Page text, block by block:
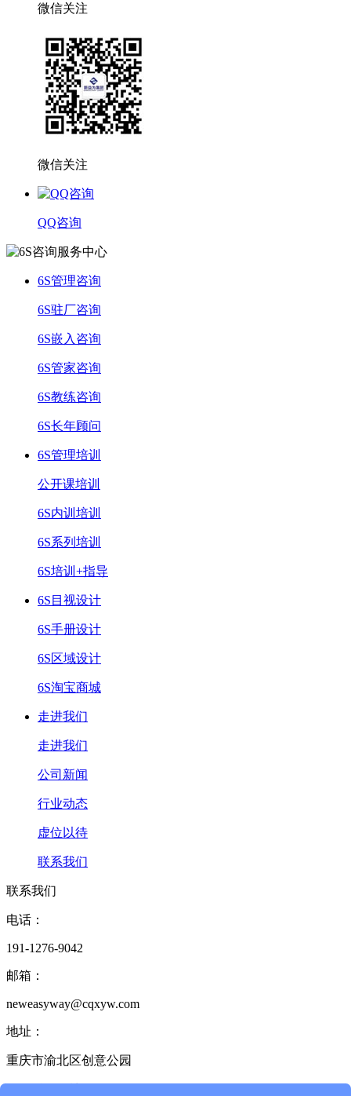
微信关注
微信关注
QQ咨询
6S管理咨询
6S驻厂咨询
6S嵌入咨询
6S管家咨询
6S教练咨询
6S长年顾问
6S管理培训
公开课培训
6S内训培训
6S系列培训
6S培训+指导
6S目视设计
6S手册设计
6S区域设计
6S淘宝商城
走进我们
走进我们
公司新闻
行业动态
虚位以待
联系我们
联系我们
电话：
191-1276-9042
邮箱：
neweasyway@cqxyw.com
地址：
重庆市渝北区创意公园